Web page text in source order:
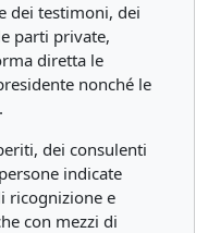
dei testimoni, dei
parti private,
diretta le
nonché le
dei consulenti
indicate
ricognizione e
con mezzi di